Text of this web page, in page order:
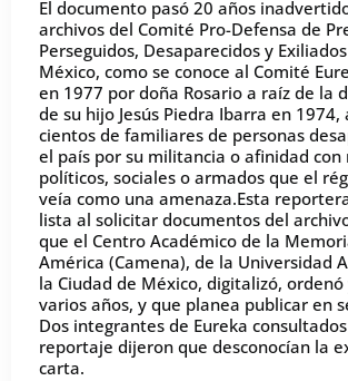
El documento pasó 20 años
archivos del Comité Pro-Defensa de
Perseguidos, Desaparecidos y
México, como se conoce al Comité
en 1977 por doña Rosario a raíz de la
de su hijo Jesús Piedra Ibarra en 1974,
cientos de familiares de personas
el país por su militancia o afinidad
políticos, sociales o armados que el
veía como una amenaza.Esta
lista al solicitar documentos del
que el Centro Académico de la
América (Camena), de la Universidad
la Ciudad de México, digitalizó,
varios años, y que planea publicar en
Dos integrantes de Eureka
reportaje dijeron que desconocían la
carta.